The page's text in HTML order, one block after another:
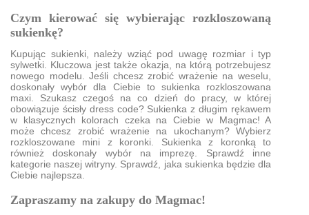
Czym kierować się wybierając rozkloszowaną
sukienkę?
Kupując sukienki, należy wziąć pod uwagę rozmiar i typ
sylwetki. Kluczowa jest także okazja, na którą potrzebujesz
nowego modelu. Jeśli chcesz zrobić wrażenie na weselu,
doskonały wybór dla Ciebie to sukienka rozkloszowana
maxi. Szukasz czegoś na co dzień do pracy, w której
obowiązuje ścisły dress code? Sukienka z długim rękawem
w klasycznych kolorach czeka na Ciebie w Magmac! A
może chcesz zrobić wrażenie na ukochanym? Wybierz
rozkloszowane mini z koronki. Sukienka z koronką to
również doskonały wybór na imprezę. Sprawdź inne
kategorie naszej witryny. Sprawdź, jaka sukienka będzie dla
Ciebie najlepsza.
Zapraszamy na zakupy do Magmac!